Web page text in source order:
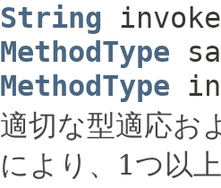
String
MethodType
MethodType
適切な型適応お
により、1つ以